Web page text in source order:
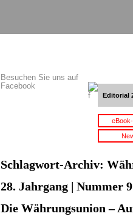
Besuchen Sie uns auf
Facebook
Editorial
Schlagwort-Archiv:
28. Jahrgang | Nummer
Die Währungsunion –